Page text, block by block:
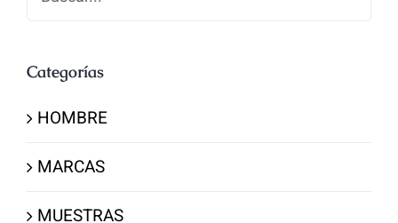
Categorías
HOMBRE
MARCAS
MUESTRAS